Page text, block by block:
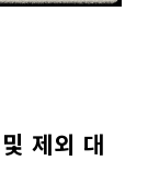
제외 대